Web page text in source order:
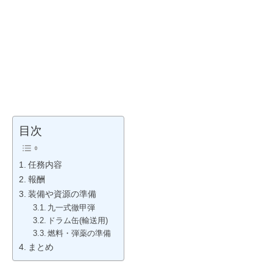
目次
任務内容
報酬
装備や資源の準備
九一式徹甲弾
ドラム缶(輸送用)
燃料・弾薬の準備
まとめ